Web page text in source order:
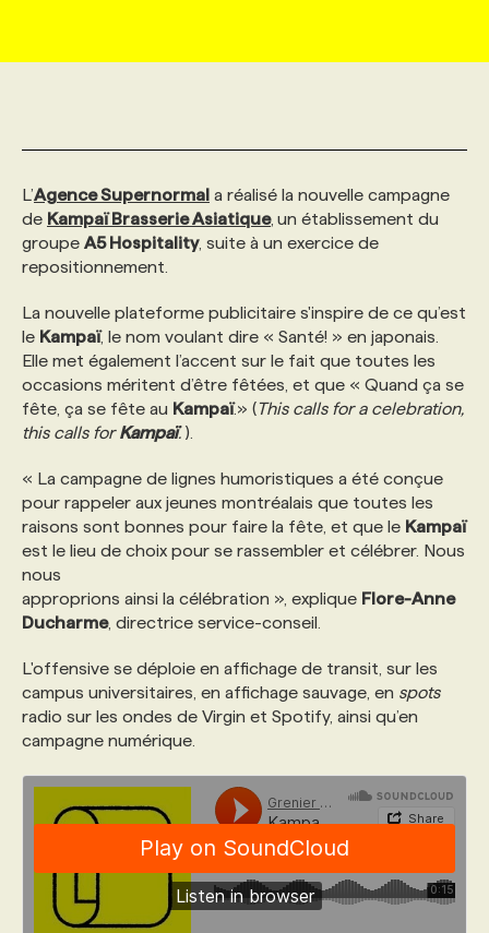
NOUVEAUX MANDATS
INITIATIVES NUMÉRIQUES
PRIX ET DISTINCTIONS
TENDANCES
MARKETING DURABLE
GEO/SEO
ÉVÉNEMENTIEL
NOS AUTEUR‧RICES
BULLETIN RECRUTEMENT
ANNONCEZ AVEC NOUS
AFFICHEZ UN POSTE / TARIFS
PROFIL ENTREPRISE
FAQ
ANNONCEZ AVEC NOUS
CANDIDAT
PROFIL CANDIDAT
NOS CONFÉRENCES
ANNONCEZ AVEC NOUS
FORMATIONS
NOS PARCOURS DE FORMATIONS
FORMATIONS PERSONNALISÉES
NOS FORMATEUR‧RICES
POURQUOI CHOISIR NOS FORMATIONS
NOS TARIFS
PROGRAMMES DE SUBVENTIONS
FAQ
ANNONCEZ AVEC NOUS
SERVICE DE CHASSE DE TÊTE
NOS TARIFS
NOS EXPERTISES
FAQ
ANNONCEZ AVEC NOUS
L’Agence Supernormal a réalisé la nouvelle campagne
de Kampaï Brasserie Asiatique, un établissement du
groupe A5 Hospitality, suite à un exercice de
repositionnement.
La nouvelle plateforme publicitaire s'inspire de ce qu’est
le Kampaï, le nom voulant dire « Santé! » en japonais.
Elle met également l’accent sur le fait que toutes les
occasions méritent d’être fêtées, et que « Quand ça se
fête, ça se fête au Kampaï.» (This calls for a celebration,
this calls forKampaï.).
« La campagne de lignes humoristiques a été conçue
pour rappeler aux jeunes montréalais que toutes les
raisons sont bonnes pour faire la fête, et que le Kampaï
est le lieu de choix pour se rassembler et célébrer. Nous
nous
approprions ainsi la célébration », explique Flore-Anne
Ducharme, directrice service-conseil.
L'offensive se déploie en affichage de transit, sur les
campus universitaires, en affichage sauvage, en spots
radio sur les ondes de Virgin et Spotify, ainsi qu’en
campagne numérique.